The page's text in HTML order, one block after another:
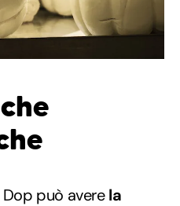
può averela